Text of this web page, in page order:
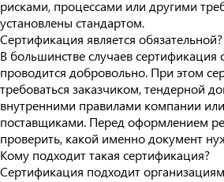
рисками, процессами или другими
установлены стандартом.
Сертификация является обязательной?
В большинстве случаев
проводится добровольно. При этом
требоваться заказчиком, тендерной
внутренними правилами компании
поставщиками. Перед оформлением
проверить, какой именно документ
Кому подходит такая сертификация?
Сертификация подходит